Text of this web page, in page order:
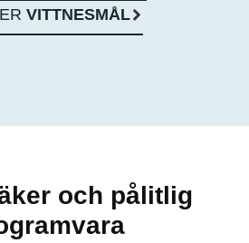
VITTNESMÅL
och pålitlig